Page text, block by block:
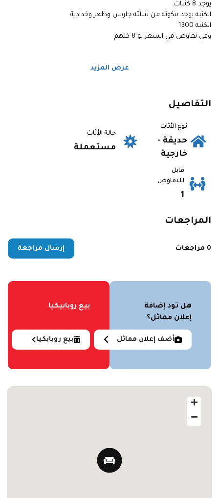
يوجد 8 كنبات
الكنبه يوجد مكونه من شلته جلوس وظهر وخدادية
الكنبه 1300
وفي تفاوض في السعر لو 8 كلهم
عرض المزيد
التفاصيل
نوع الأثاث
حديقة -
خارجية
حالة الأثاث
مستعملة
قابل
للتفاوض
1
المراجعات
0 مراجعات إرسال مراجعة
هل تود إضافة
إعلان مماثل؟
أضف إعلان مماثل
بيع روبابيكيا
بيع روبابكيا